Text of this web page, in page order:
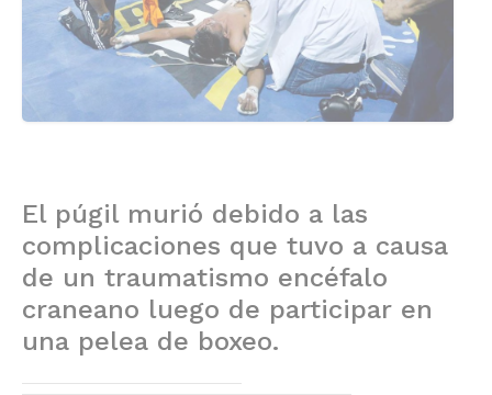
El púgil murió debido a las
complicaciones que tuvo a causa
de un traumatismo encéfalo
craneano luego de participar en
una pelea de boxeo.